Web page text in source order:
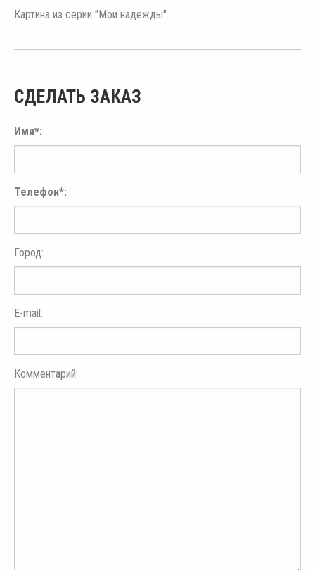
Картина из серии "Мои надежды".
СДЕЛАТЬ ЗАКАЗ
Имя*:
Телефон*:
Город:
E-mail:
Комментарий: